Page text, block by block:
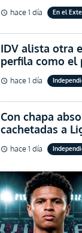
schedule hace 1 día En el
IDV alista otra
perfila como el
schedule hace 1 día
Con chapa
cachetadas a
schedule hace 1 día